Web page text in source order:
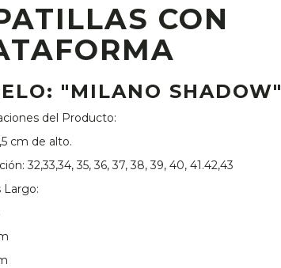
CON
"MILANO SHADOW"
del Producto:
cm de alto.
32,33,34, 35, 36, 37, 38, 39, 40, 41.42,43
Largo: